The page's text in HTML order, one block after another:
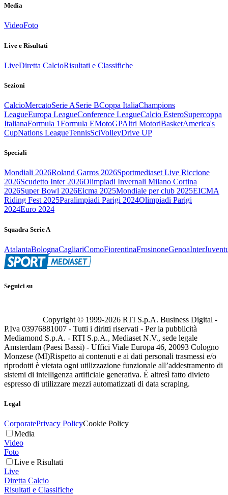
Media
VideoFoto
Live e Risultati
LiveDiretta CalcioRisultati e Classifiche
Sezioni
CalcioMercatoSerie ASerie BCoppa ItaliaChampions
LeagueEuropa LeagueConference LeagueCalcio EsteroSupercoppa
ItalianaFormula 1Formula EMotoGPAltri MotoriBasketAmerica's
CupNations LeagueTennisSciVolleyDrive UP
Speciali
Mondiali 2026Roland Garros 2026Sportmediaset Live Riccione
2026Scudetto Inter 2026Olimpiadi Invernali Milano Cortina
2026Super Bowl 2026Eicma 2025Mondiale per club 2025EICMA
Riding Fest 2025Paralimpiadi Parigi 2024Olimpiadi Parigi
2024Euro 2024
Squadra Serie A
AtalantaBolognaCagliariComoFiorentinaFrosinoneGenoaInter
Seguici su
Copyright © 1999-2026 RTI S.p.A. Business Digital -
P.Iva 03976881007 - Tutti i diritti riservati - Per la pubblicità
Mediamond S.p.A. - RTI S.p.A., Mediaset N.V., sede legale
Amsterdam (Paesi Bassi) - Uffici Viale Europa 46, 20093 Cologno
Monzese (MI)Rispetto ai contenuti e ai dati personali trasmessi e/o
riprodotti è vietata ogni utilizzazione funzionale all’addestramento di
sistemi di intelligenza artificiale generativa. È altresì fatto divieto
espresso di utilizzare mezzi automatizzati di data scraping.
Legal
CorporatePrivacy PolicyCookie Policy
Media
Video
Foto
Live e Risultati
Live
Diretta Calcio
Risultati e Classifiche